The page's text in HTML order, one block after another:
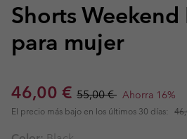
Shorts
para mujer
Sale price:
46,00 € Regular price:
55,00 € Ahorra 16%
El precio más bajo en los últimos 30 días: